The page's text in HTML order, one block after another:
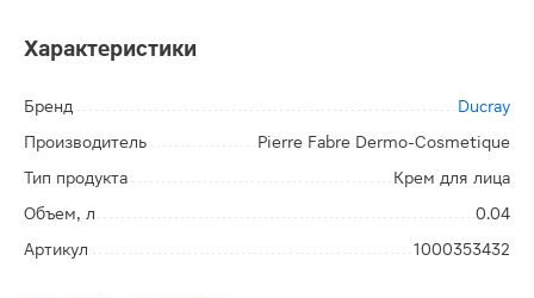
Характеристики
Бренд
Ducray
Производитель
Pierre Fabre Dermo-Cosmetique
Тип продукта
Крем для лица
Объем, л
0.04
Артикул
1000353432